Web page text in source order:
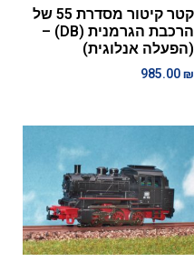
קטר קיטור מסדרת 55 של
הרכבת הגרמנית (DB) –
(הפעלה אנלוגית)
985.00₪